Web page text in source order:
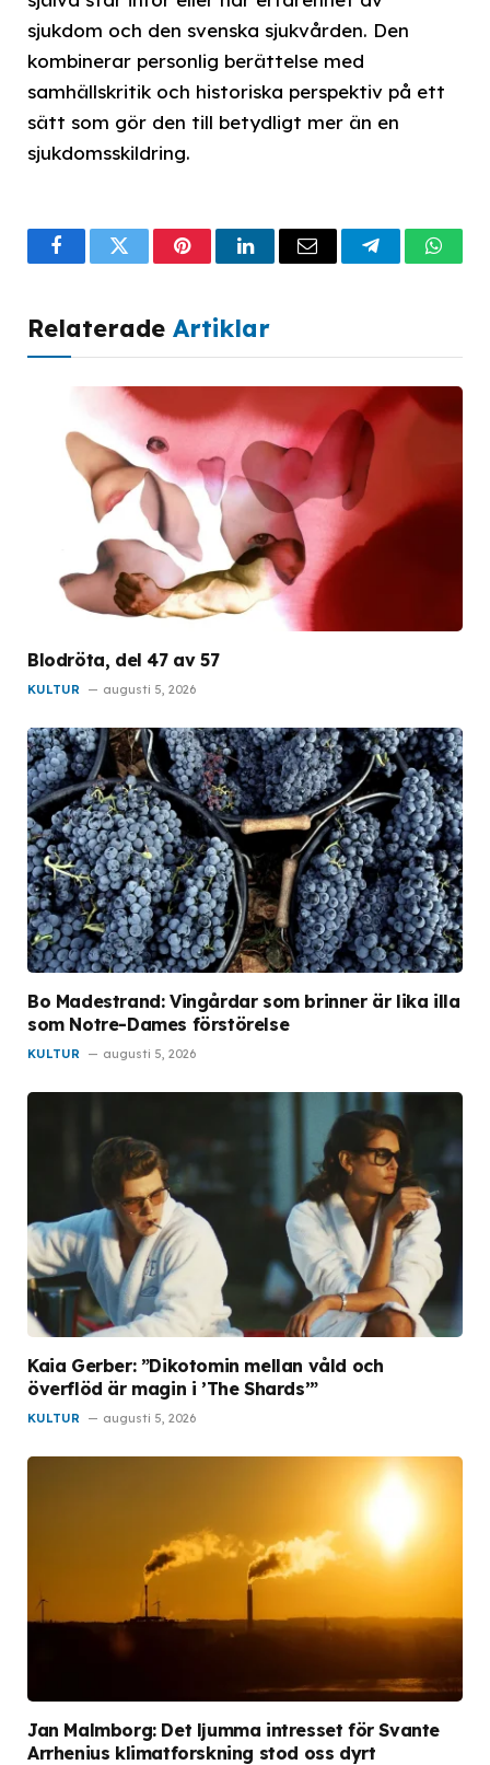
sjukdom och den svenska sjukvården. Den
kombinerar personlig berättelse med
samhällskritik och historiska perspektiv på ett
sätt som gör den till betydligt mer än en
sjukdomsskildring.
FacebookTwitterPinterestLinkedInEmail Telegram
Relaterade Artiklar
Blodröta, del 47 av 57
KULTUR augusti 5, 2026
Bo Madestrand: Vingårdar som brinner är lika illa
som Notre-Dames förstörelse
KULTUR augusti 5, 2026
Kaia Gerber: ”Dikotomin mellan våld och
överflöd är magin i ’The Shards’”
KULTUR augusti 5, 2026
Jan Malmborg: Det ljumma intresset för Svante
Arrhenius klimatforskning stod oss dyrt